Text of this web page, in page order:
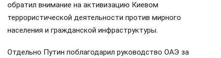
обратил внимание на активизацию Киевом
террористической деятельности против мирного
населения и гражданской инфраструктуры.
Отдельно Путин поблагодарил руководство ОАЭ за